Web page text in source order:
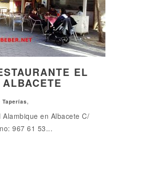
EL
Taperías,
en Albacete C/
967 61 53...